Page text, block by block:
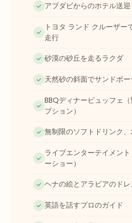
アブダビからのホテル送迎
トヨタ ランド クルーザー
走行
砂漠の砂丘を走るラクダ
天然砂の斜面でサンドボ
BBQディナービュッフェ
プション）
無制限のソフトドリンク
ライブエンターテイメン
ーショー）
ヘナの絵とアラビアのド
英語を話すプロのガイド